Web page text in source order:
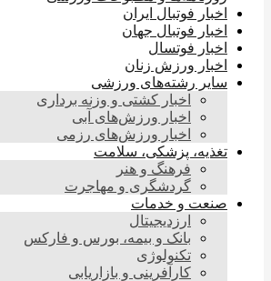
اخبار فوتبال ایران
اخبار فوتبال جهان
اخبار فوتسال
اخبار ورزش زنان
سایر رشته‌های ورزشی
اخبار کشتی و وزنه برداری
اخبار ورزش‌های آبی
اخبار ورزش‌های رزمی
تغذیه، پزشکی، سلامت
فرهنگ و هنر
گردشگری و مهاجرت
صنعت و خدمات
ارزدیجیتال
بانک و بیمه، بورس و فارکس
تکنولوژی
کارآفرینی و بازاریابی